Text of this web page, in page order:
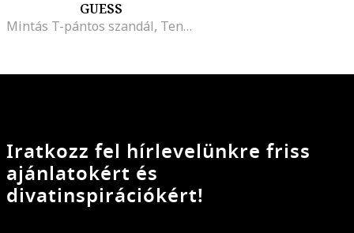
GUESS
Mintás T-pántos szandál, Tengerészkék
Iratkozz fel hírlevelünkre friss
ajánlatokért és
divatinspirációkért!